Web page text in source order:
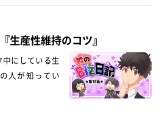
産性維持のコツ』
にしている生
人が知ってい